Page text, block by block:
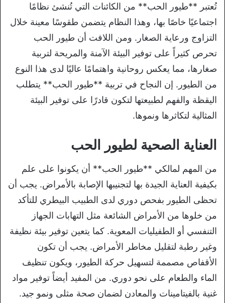
تُعتبر **طيور الحب** من الكائنات التي تُنشئ نظامًا
اجتماعيًا خاصًا بها، وهذا النظام يتضمن طقوسًا معينة خلال
التزاوج ورعاية الصغار. ومن اللافت أن طيور الحب
تحرص كثيراً على توفير البيئة الآمنة والمريحة لتربية
صغارها، مما يعكس روحانية واهتمامًا عاليًا لدى هذا النوع
من الطيور. إن النجاح في تربية **طيور الحب** يتطلب
اليقظة والفهم لطبيعتها لتكون قادرًا على توفير البيئة
المثالية لتكاثرها ونموها.
العناية الصحية لطيور الحب
من المهم لمالكي **طيور الحب** أن يكونوا على علم
بكيفية العناية الجيدة بها لتجنيبها الإصابة بالأمراض. يجب أن
تحظى الطيور بفحص دوري لدى الطبيب البيطري للتأكد
من خلوها من الأمراض الشائعة مثل التهابات الجهاز
التنفسي أو الطفيليات المعوية. كما يتعين توفير بيئة نظيفة
وغير رطبة لتقليل مخاطر الأمراض. يجب أن تكون
الأقفاص مصممة لتسهيل حركة الطيور، ويكون تنظيف
الماء والطعام على نحو دوري. من المفيد أيضاً توفير مواد
غنية بالفيتامينات والمعادن لضمان صحة مثلى ونمو جيد.